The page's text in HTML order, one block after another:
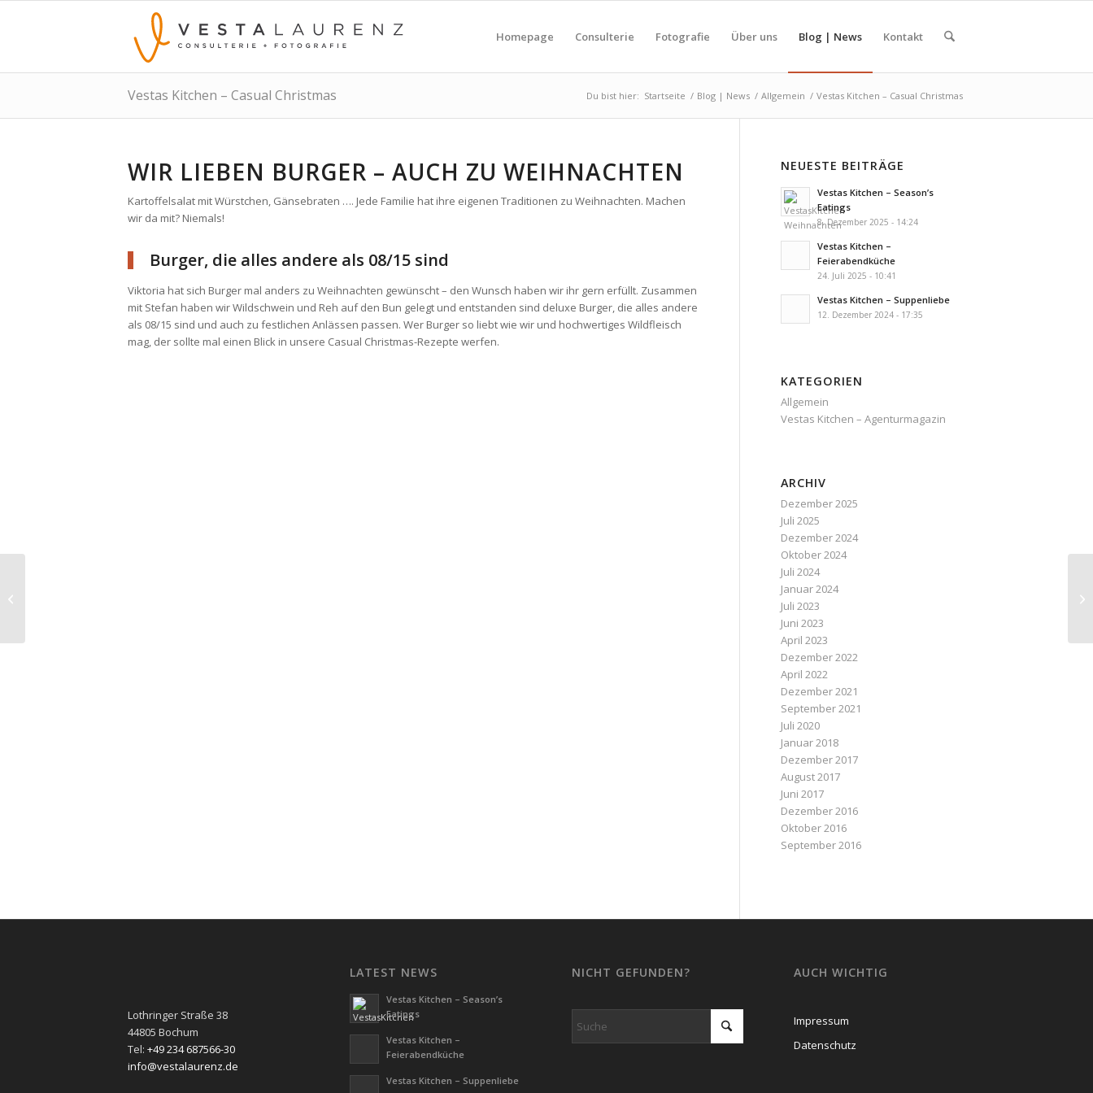
Homepage Consulterie Fotografie Über uns Blog | News Kontakt
Vestas Kitchen – Casual Christmas Du bist hier: Startseite / Blog | News / Allgemein / Vestas Kitchen – Casual Christmas
WIR LIEBEN BURGER – AUCH ZU WEIHNACHTEN
Kartoffelsalat mit Würstchen, Gänsebraten …. Jede Familie hat ihre eigenen Traditionen zu Weihnachten. Machen
wir da mit? Niemals!
Burger, die alles andere als 08/15 sind
Viktoria hat sich Burger mal anders zu Weihnachten gewünscht – den Wunsch haben wir ihr gern erfüllt. Zusammen
mit Stefan haben wir Wildschwein und Reh auf den Bun gelegt und entstanden sind deluxe Burger, die alles andere
als 08/15 sind und auch zu festlichen Anlässen passen. Wer Burger so liebt wie wir und hochwertiges Wildfleisch
mag, der sollte mal einen Blick in unsere Casual Christmas-Rezepte werfen.
NEUESTE BEITRÄGE
Vestas Kitchen – Season’s
Eatings
8. Dezember 2025 - 14:24
Vestas Kitchen –
Feierabendküche
24. Juli 2025 - 10:41
Vestas Kitchen – Suppenliebe
12. Dezember 2024 - 17:35
KATEGORIEN
Allgemein
Vestas Kitchen – Agenturmagazin
ARCHIV
Dezember 2025
Juli 2025
Dezember 2024
Oktober 2024
Juli 2024
Januar 2024
Juli 2023
Juni 2023
April 2023
Dezember 2022
April 2022
Dezember 2021
September 2021
Juli 2020
Januar 2018
Dezember 2017
August 2017
Juni 2017
Dezember 2016
Oktober 2016
September 2016
Lothringer Straße 38
44805 Bochum
Tel: +49 234 687566-30
info@vestalaurenz.de
LATEST NEWS
Vestas Kitchen – Season’s
Eatings
Vestas Kitchen –
Feierabendküche
Vestas Kitchen – Suppenliebe
NICHT GEFUNDEN? AUCH WICHTIG
Impressum
Datenschutz